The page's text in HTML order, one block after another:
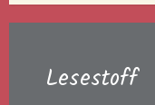
Lesestoff